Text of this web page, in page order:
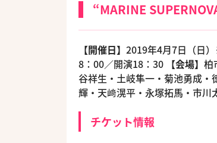
“MARINE
【開催日】 2019年4月7日（日
8：00／開演18：30 【会場】 柏
谷祥生・土岐隼一・菊池勇成
輝・天﨑滉平・永塚拓馬・市川
チケット情報